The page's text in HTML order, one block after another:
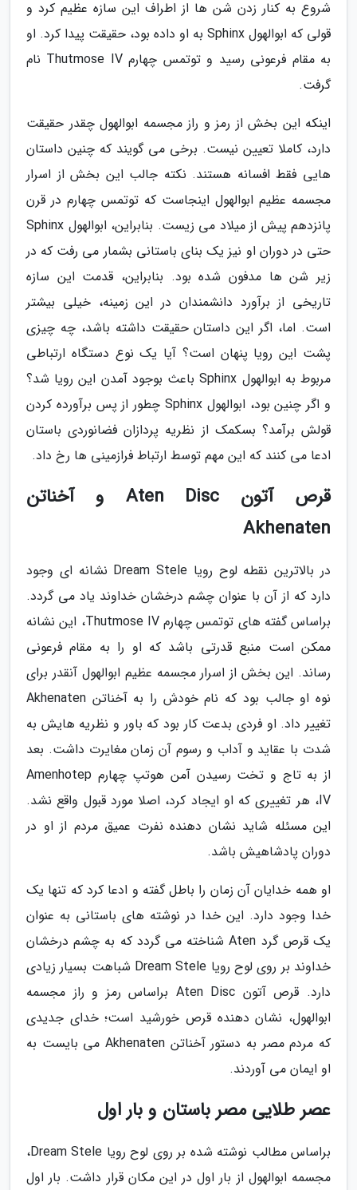
شروع به کنار زدن شن ها از اطراف این سازه عظیم کرد و
قولی که ابوالهول Sphinx به او داده بود، حقیقت پیدا کرد. او
به مقام فرعونی رسید و توتمس چهارم Thutmose IV نام
گرفت.
اینکه این بخش از رمز و راز مجسمه ابوالهول چقدر حقیقت
دارد، کاملا تعیین نیست. برخی می گویند که چنین داستان
هایی فقط افسانه هستند. نکته جالب این بخش از اسرار
مجسمه عظیم ابوالهول اینجاست که توتمس چهارم در قرن
پانزدهم پیش از میلاد می زیست. بنابراین، ابوالهول Sphinx
حتی در دوران او نیز یک بنای باستانی بشمار می رفت که در
زیر شن ها مدفون شده بود. بنابراین، قدمت این سازه
تاریخی از برآورد دانشمندان در این زمینه، خیلی بیشتر
است. اما، اگر این داستان حقیقت داشته باشد، چه چیزی
پشت این رویا پنهان است؟ آیا یک نوع دستگاه ارتباطی
مربوط به ابوالهول Sphinx باعث بوجود آمدن این رویا شد؟
و اگر چنین بود، ابوالهول Sphinx چطور از پس برآورده کردن
قولش برآمد؟ بسکمک از نظریه پردازان فضانوردی باستان
ادعا می کنند که این مهم توسط ارتباط فرازمینی ها رخ داد.
قرص آتون Aten Disc و آخناتن
Akhenaten
در بالاترین نقطه لوح رویا Dream Stele نشانه ای وجود
دارد که از آن با عنوان چشم درخشان خداوند یاد می گردد.
براساس گفته های توتمس چهارم Thutmose IV، این نشانه
ممکن است منبع قدرتی باشد که او را به مقام فرعونی
رساند. این بخش از اسرار مجسمه عظیم ابوالهول آنقدر برای
نوه او جالب بود که نام خودش را به آخناتن Akhenaten
تغییر داد. او فردی بدعت کار بود که باور و نظریه هایش به
شدت با عقاید و آداب و رسوم آن زمان مغایرت داشت. بعد
از به تاج و تخت رسیدن آمن هوتپ چهارم Amenhotep
IV، هر تغییری که او ایجاد کرد، اصلا مورد قبول واقع نشد.
این مسئله شاید نشان دهنده نفرت عمیق مردم از او در
دوران پادشاهیش باشد.
او همه خدایان آن زمان را باطل گفته و ادعا کرد که تنها یک
خدا وجود دارد. این خدا در نوشته های باستانی به عنوان
یک قرص گرد Aten شناخته می گردد که به چشم درخشان
خداوند بر روی لوح رویا Dream Stele شباهت بسیار زیادی
دارد. قرص آتون Aten Disc براساس رمز و راز مجسمه
ابوالهول، نشان دهنده قرص خورشید است؛ خدای جدیدی
که مردم مصر به دستور آخناتن Akhenaten می بایست به
او ایمان می آوردند.
عصر طلایی مصر باستان و بار اول
براساس مطالب نوشته شده بر روی لوح رویا Dream Stele،
مجسمه ابوالهول از بار اول در این مکان قرار داشت. بار اول